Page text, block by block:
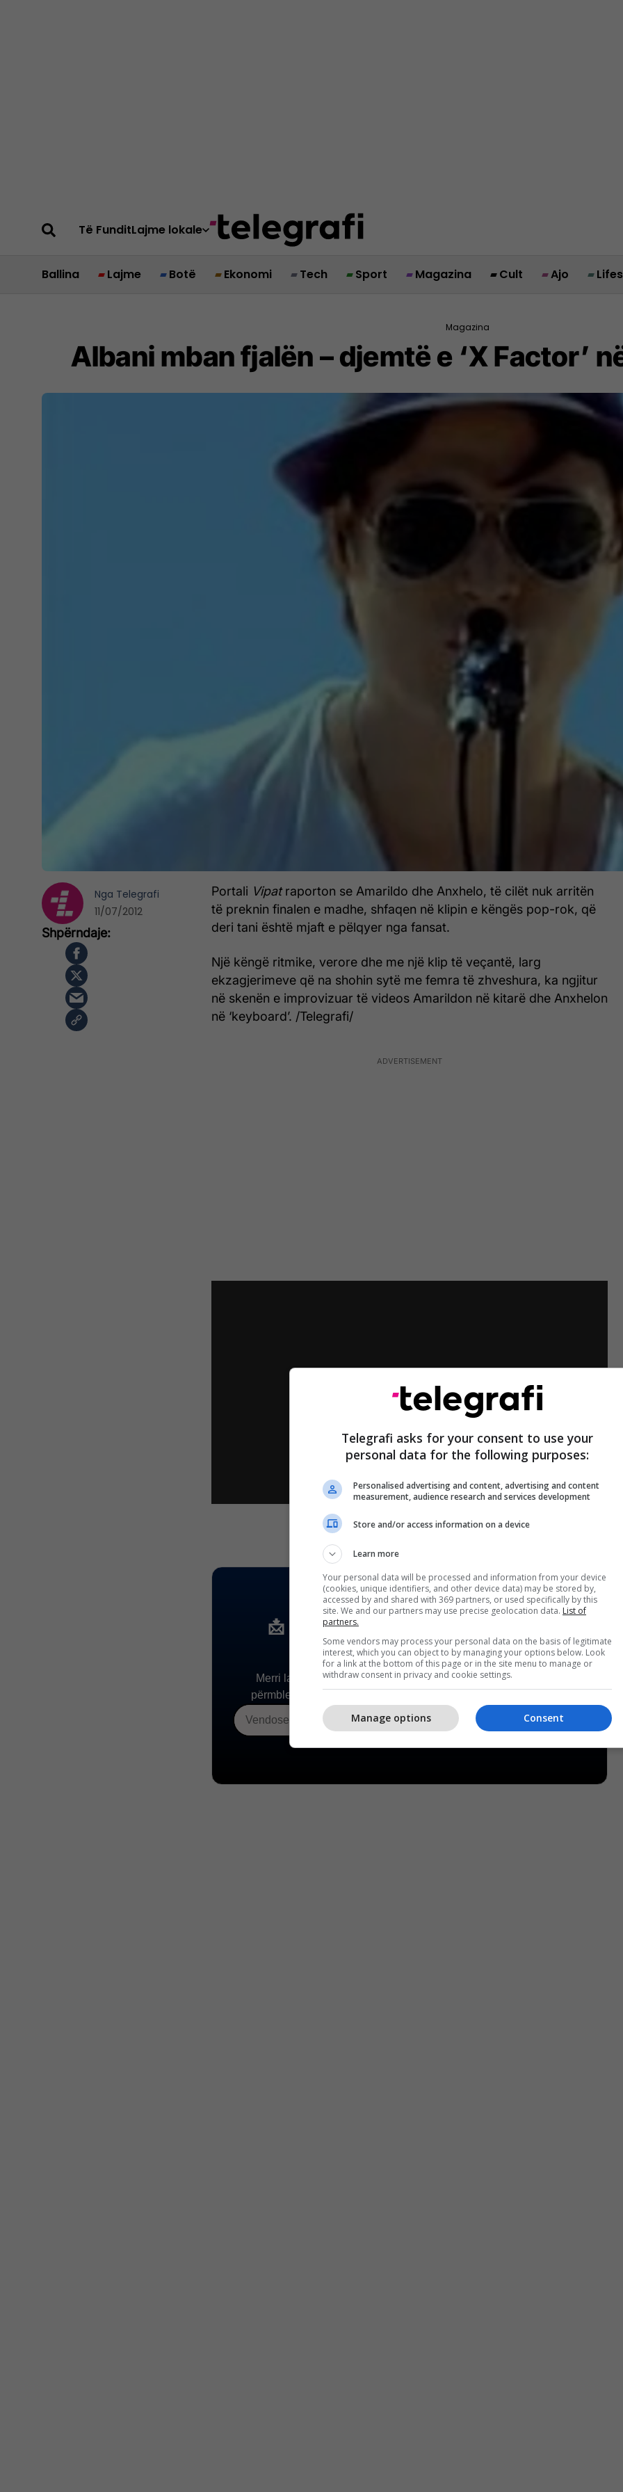
Të FunditLajme lokale
Ballina Lajme Botë Ekonomi Tech Sport Magazina Cult Ajo
Magazina
Albani mban fjalën – djemtë e ‘X Factor’
Portali Vipatraporton se Amarildo dhe Anxhelo, të cilët nuk arritën
të preknin finalen e madhe, shfaqen në klipin e këngës pop-rok, që
deri tani është mjaft e pëlqyer nga fansat.
Një këngë ritmike, verore dhe me një klip të veçantë, larg
ekzagjerimeve që na shohin sytë me femra të zhveshura, ka ngjitur
në skenën e improvizuar të videos Amarildon në kitarë dhe Anxhelon
në ‘keyboard’. /Telegrafi/
Nga Telegrafi
11/07/2012
Telegrafi asks for your consent to use your
personal data for the following purposes:
Personalised advertising and content, advertising and content
measurement, audience research and services development
Store and/or access information on a device
Learn more
Your personal data will be processed and information from your device
(cookies, unique identifiers, and other device data) may be stored by,
accessed by and shared with 369 partners, or used specifically by this
site. We and our partners may use precise geolocation data. List of
partners.
Some vendors may process your personal data on the basis of legitimate
interest, which you can object to by managing your options below. Look
for a link at the bottom of this page or in the site menu to manage or
withdraw consent in privacy and cookie settings.
Consent
Manage options